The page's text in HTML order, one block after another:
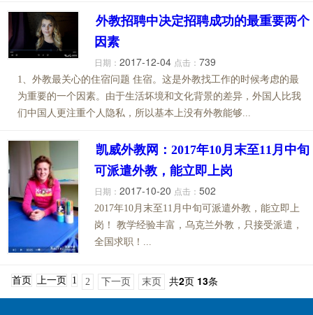
外教招聘中决定招聘成功的最重要两个
因素
日期： 2017-12-04 点击： 739
1、外教最关心的住宿问题 住宿。这是外教找工作的时候考虑的最
为重要的一个因素。由于生活坏境和文化背景的差异，外国人比我
们中国人更注重个人隐私，所以基本上没有外教能够...
凯威外教网：2017年10月末至11月中旬
可派遣外教，能立即上岗
日期： 2017-10-20 点击： 502
2017年10月末至11月中旬可派遣外教，能立即上
岗！ 教学经验丰富，乌克兰外教，只接受派遣，
全国求职！...
首页 上一页 1 2 下一页 末页 共2页 13条